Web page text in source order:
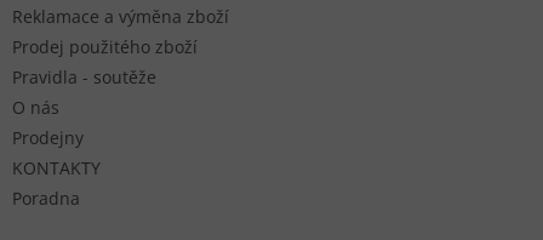
Reklamace a výměna zboží
Prodej použitého zboží
Pravidla - soutěže
O nás
Prodejny
KONTAKTY
Poradna